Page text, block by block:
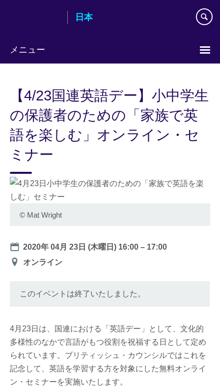
content
日本
メニュー
【4/23国連英語デー】小中学生
の保護者のための「家族で英
語を楽しむ」オンライン・セ
ミナー
© Mat Wright
Date
2020年 04月 23日 (木曜日) 16:00 – 17:00
会
オンライン
このイベントは終了いたしました。
4月23日は、国連における「英語デー」として、文化的
多様性のなかで言語がもつ役割を祝福する日として定め
られています。ブリティッシュ・カウンシルではこれを
記念して、英語を学習する方を対象にした無料オンライ
ン・セミナーを実施いたします。